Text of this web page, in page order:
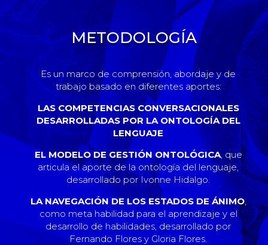
METODOLOGÍA
Es un marco de comprensión, abordaje y de
trabajo basado en diferentes aportes:
LAS COMPETENCIAS CONVERSACIONALES
DESARROLLADAS POR LA ONTOLOGÍA DEL
LENGUAJE
EL MODELO DE GESTIÓN ONTOLÓGICA, que
articula el aporte de la ontología del lenguaje,
desarrollado por Ivonne Hidalgo.
LA NAVEGACIÓN DE LOS ESTADOS DE ÁNIMO,
como meta habilidad para el aprendizaje y el
desarrollo de habilidades, desarrollado por
Fernando Flores y Gloria Flores.